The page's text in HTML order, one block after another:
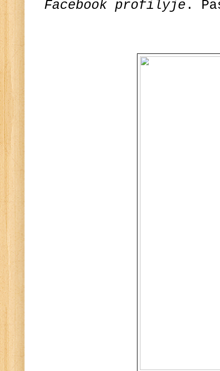
Facebook profilyje .